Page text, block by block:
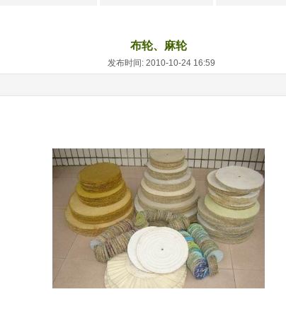
布轮、麻轮
发布时间: 2010-10-24 16:59